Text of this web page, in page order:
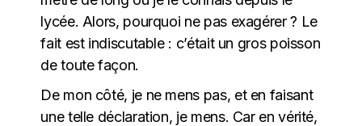
lycée. Alors, pourquoi ne pas exagérer ? Le
fait est indiscutable : c’était un gros poisson
de toute façon.
De mon côté, je ne mens pas, et en faisant
une telle déclaration, je mens. Car en vérité,